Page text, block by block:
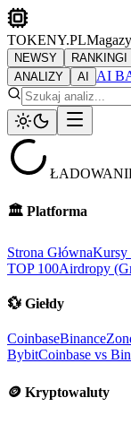
TOKENY.PL
NEWSY RANKINGI
ANALIZY
AI AI
🏛️ Platforma
Strona GłównaKursy
TOP 100Airdropy
💱 Giełdy
CoinbaseBinance
BybitCoinbase vs
🪙 Kryptowaluty